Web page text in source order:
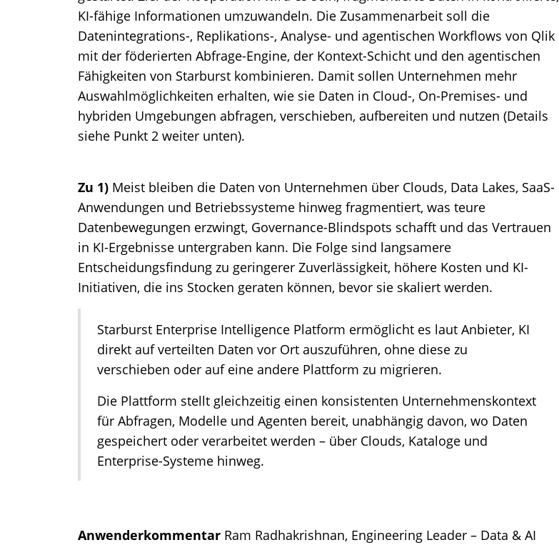
KI-fähige Informationen umzuwandeln. Die Zusammenarbeit soll die
Datenintegrations-, Replikations-, Analyse- und agentischen Workflows von Qlik
mit der föderierten Abfrage-Engine, der Kontext-Schicht und den agentischen
Fähigkeiten von Starburst kombinieren. Damit sollen Unternehmen mehr
Auswahlmöglichkeiten erhalten, wie sie Daten in Cloud-, On-Premises- und
hybriden Umgebungen abfragen, verschieben, aufbereiten und nutzen (Details
siehe Punkt 2 weiter unten).
Zu 1) Meist bleiben die Daten von Unternehmen über Clouds, Data Lakes, SaaS-
Anwendungen und Betriebssysteme hinweg fragmentiert, was teure
Datenbewegungen erzwingt, Governance-Blindspots schafft und das Vertrauen
in KI-Ergebnisse untergraben kann. Die Folge sind langsamere
Entscheidungsfindung zu geringerer Zuverlässigkeit, höhere Kosten und KI-
Initiativen, die ins Stocken geraten können, bevor sie skaliert werden.
Starburst Enterprise Intelligence Platform ermöglicht es laut Anbieter, KI
direkt auf verteilten Daten vor Ort auszuführen, ohne diese zu
verschieben oder auf eine andere Plattform zu migrieren.
Die Plattform stellt gleichzeitig einen konsistenten Unternehmenskontext
für Abfragen, Modelle und Agenten bereit, unabhängig davon, wo Daten
gespeichert oder verarbeitet werden – über Clouds, Kataloge und
Enterprise-Systeme hinweg.
Anwenderkommentar Ram Radhakrishnan, Engineering Leader – Data & AI